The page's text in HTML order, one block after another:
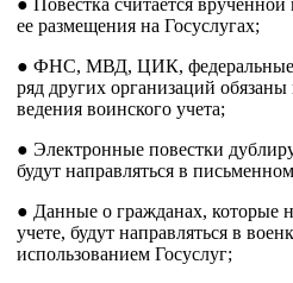
● Повестка считается
ее размещения на Госуслугах;
● ФНС, МВД, ЦИК,
ряд других организаций
ведения воинского учета;
● Электронные повестки
будут направляться в
● Данные о гражданах, которые
учете, будут направляться в
использованием Госуслуг;